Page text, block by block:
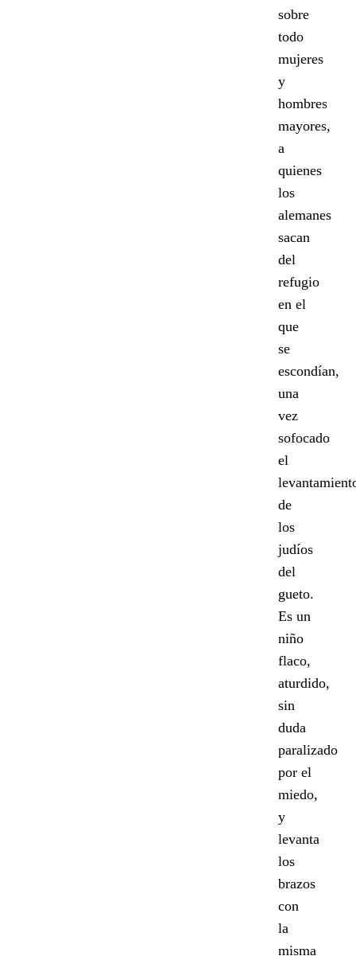
sobre
todo
mujeres
y
hombres
mayores,
a
quienes
los
alemanes
sacan
del
refugio
en el
que
se
escondían,
una
vez
sofocado
el
de
los
judíos
del
gueto.
Es un
niño
flaco,
aturdido,
sin
duda
paralizado
por el
miedo,
y
levanta
los
brazos
con
la
misma